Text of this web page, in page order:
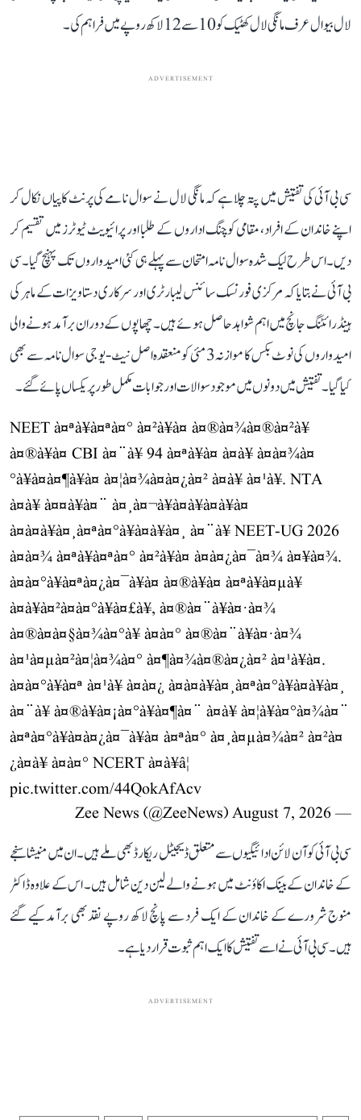
لال بیوال عرف مانگی لال کھٹیک کو 10 سے 12 لاکھ روپے میں فراہم کی۔
ADVERTISEMENT
سی بی آئی کی تفتیش میں پتہ چلا ہے کہ مانگی لال نے سوال نامے کی پرنٹ کاپیاں نکال کر
اپنے خاندان کے افراد، مقامی کوچنگ اداروں کے طلبا اور پرائیویٹ ٹیوٹرز میں تقسیم کر
دیں۔ اس طرح لیک شدہ سوال نامہ امتحان سے پہلے ہی کئی امیدواروں تک پہنچ گیا۔ سی
بی آئی نے بتایا کہ مرکزی فورنسک سائنس لیبارٹری اور سرکاری دستاویزات کے ماہر کی
ہینڈ رائٹنگ جانچ میں اہم شواہد حاصل ہوئے ہیں۔ چھاپوں کے دوران برآمد ہونے والی
امیدواروں کی نوٹ بکس کا موازنہ 3 مئی کو منعقدہ اصل نیٹ-یو جی سوال نامہ سے بھی
کیا گیا۔ تفتیش میں دونوں میں موجود سوالات اور جوابات مکمل طور پر یکساں پائے گئے۔
NEET à¤ªà¥à¤ªà¤° à¤²à¥à¤ à¤®à¤¾à¤®à¤²à¥
à¤®à¥à¤ CBI à¤¨à¥ 94 à¤ªà¥à¤ à¤à¥ à¤à¤¾à¤
°à¥à¤à¤¶à¥à¤ à¤¦à¤¾à¤à¤¿à¤² à¤à¥ à¤¹à¥. NTA
à¤à¥ à¤¤à¥à¤¨ à¤¸à¤¬à¥à¤à¥à¤à¥à¤
à¤à¤à¥à¤¸à¤ªà¤°à¥à¤à¥à¤¸ à¤¨à¥ NEET-UG 2026
à¤à¤¾ à¤ªà¥à¤ªà¤° à¤²à¥à¤ à¤à¤¿à¤¯à¤¾ à¤¥à¤¾.
à¤à¤°à¥à¤ªà¤¿à¤¯à¥à¤ à¤®à¥à¤ à¤ªà¥à¤µà¥
à¤à¥à¤²à¤à¤°à¥à¤£à¥, à¤®à¤¨à¥à¤·à¤¾
à¤®à¤à¤§à¤¾à¤°à¥ à¤à¤° à¤®à¤¨à¥à¤·à¤¾
à¤¹à¤µà¤²à¤¦à¤¾à¤° à¤¶à¤¾à¤®à¤¿à¤² à¤¹à¥à¤.
à¤à¤°à¥à¤ª à¤¹à¥ à¤à¤¿ à¤à¤à¥à¤¸à¤ªà¤°à¥à¤à¥à¤¸
à¤¨à¥ à¤®à¥à¤¡à¤°à¥à¤¶à¤¨ à¤à¥ à¤¦à¥à¤°à¤¾à¤¨
à¤ªà¤°à¥à¤à¤¿à¤¯à¥à¤ à¤ªà¤° à¤¸à¤µà¤¾à¤² à¤²à¤
¿à¤à¥ à¤à¤° NCERT à¤à¥â¦
pic.twitter.com/44QokAfAcv
— Zee News (@ZeeNews)
August 7, 2026
سی بی آئی کو آن لائن ادائیگیوں سے متعلق ڈیجیٹل ریکارڈ بھی ملے ہیں۔ ان میں منیشا سنجے
کے خاندان کے بینک اکاؤنٹ میں ہونے والے لین دین شامل ہیں۔ اس کے علاوہ ڈاکٹر
منوج شرورے کے خاندان کے ایک فرد سے پانچ لاکھ روپے نقد بھی برآمد کیے گئے
ہیں۔ سی بی آئی نے اسے تفتیش کا ایک اہم ثبوت قرار دیا ہے۔
ADVERTISEMENT